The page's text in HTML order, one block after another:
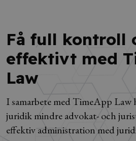
Få full kontroll
effektivt med
Law
I samarbete med TimeApp
juridik mindre advokat- och
effektiv administration med